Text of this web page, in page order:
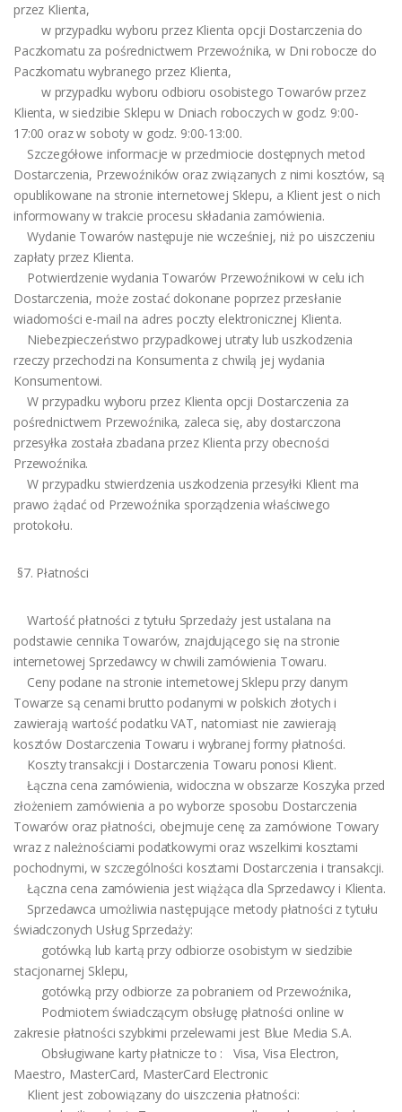
przez Klienta,
w przypadku wyboru przez Klienta opcji Dostarczenia do
Paczkomatu za pośrednictwem Przewoźnika, w Dni robocze do
Paczkomatu wybranego przez Klienta,
w przypadku wyboru odbioru osobistego Towarów przez
Klienta, w siedzibie Sklepu w Dniach roboczych w godz. 9:00-
17:00 oraz w soboty w godz. 9:00-13:00.
Szczegółowe informacje w przedmiocie dostępnych metod
Dostarczenia, Przewoźników oraz związanych z nimi kosztów, są
opublikowane na stronie internetowej Sklepu, a Klient jest o nich
informowany w trakcie procesu składania zamówienia.
Wydanie Towarów następuje nie wcześniej, niż po uiszczeniu
zapłaty przez Klienta.
Potwierdzenie wydania Towarów Przewoźnikowi w celu ich
Dostarczenia, może zostać dokonane poprzez przesłanie
wiadomości e-mail na adres poczty elektronicznej Klienta.
Niebezpieczeństwo przypadkowej utraty lub uszkodzenia
rzeczy przechodzi na Konsumenta z chwilą jej wydania
Konsumentowi.
W przypadku wyboru przez Klienta opcji Dostarczenia za
pośrednictwem Przewoźnika, zaleca się, aby dostarczona
przesyłka została zbadana przez Klienta przy obecności
Przewoźnika.
W przypadku stwierdzenia uszkodzenia przesyłki Klient ma
prawo żądać od Przewoźnika sporządzenia właściwego
protokołu.
§7. Płatności
Wartość płatności z tytułu Sprzedaży jest ustalana na
podstawie cennika Towarów, znajdującego się na stronie
internetowej Sprzedawcy w chwili zamówienia Towaru.
Ceny podane na stronie internetowej Sklepu przy danym
Towarze są cenami brutto podanymi w polskich złotych i
zawierają wartość podatku VAT, natomiast nie zawierają
kosztów Dostarczenia Towaru i wybranej formy płatności.
Koszty transakcji i Dostarczenia Towaru ponosi Klient.
Łączna cena zamówienia, widoczna w obszarze Koszyka przed
złożeniem zamówienia a po wyborze sposobu Dostarczenia
Towarów oraz płatności, obejmuje cenę za zamówione Towary
wraz z należnościami podatkowymi oraz wszelkimi kosztami
pochodnymi, w szczególności kosztami Dostarczenia i transakcji.
Łączna cena zamówienia jest wiążąca dla Sprzedawcy i Klienta.
Sprzedawca umożliwia następujące metody płatności z tytułu
świadczonych Usług Sprzedaży:
gotówką lub kartą przy odbiorze osobistym w siedzibie
stacjonarnej Sklepu,
gotówką przy odbiorze za pobraniem od Przewoźnika,
Podmiotem świadczącym obsługę płatności online w
zakresie płatności szybkimi przelewami jest Blue Media S.A.
Obsługiwane karty płatnicze to : Visa, Visa Electron,
Maestro, MasterCard, MasterCard Electronic
Klient jest zobowiązany do uiszczenia płatności: